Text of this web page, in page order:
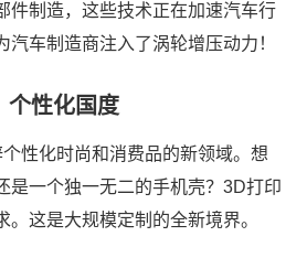
件制造，这些技术正在加速汽车行
汽车制造商注入了涡轮增压动力！
个性化国度
性化时尚和消费品的新领域。想
是一个独一无二的手机壳？3D打印
。这是大规模定制的全新境界。